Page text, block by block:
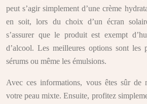
peut s’agir simplement d’une crème
en soit, lors du choix d’un écran
s’assurer que le produit est exempt
d’alcool. Les meilleures options sont les
sérums ou même les émulsions.
Avec ces informations, vous êtes sûr de
votre peau mixte. Ensuite, profitez